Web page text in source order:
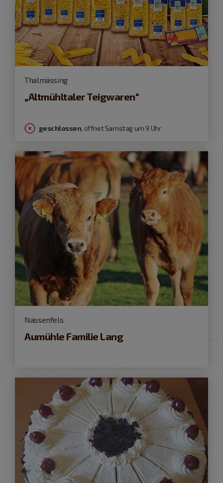
Thalmässing
„Altmühltaler Teigwaren“
geschlossen, öffnet Samstag um 9 Uhr
Nassenfels
Aumühle Familie Lang